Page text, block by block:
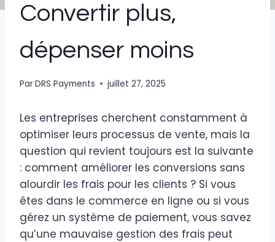
Convertir plus,
dépenser moins
ParDRS Payments juillet 27, 2025
Les entreprises cherchent constamment à
optimiser leurs processus de vente, mais la
question qui revient toujours est la suivante
: comment améliorer les conversions sans
alourdir les frais pour les clients ? Si vous
êtes dans le commerce en ligne ou si vous
gérez un système de paiement, vous savez
qu’une mauvaise gestion des frais peut